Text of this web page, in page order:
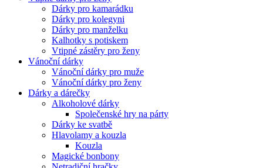
Dárky pro kamarádku
Dárky pro kolegyni
Dárky pro manželku
Kalhotky s potiskem
Vtipné zástěry pro ženy
Vánoční dárky
Vánoční dárky pro muže
Vánoční dárky pro ženy
Dárky a dárečky
Alkoholové dárky
Společenské hry na párty
Dárky ke svatbě
Hlavolamy a kouzla
Kouzla
Magické bonbony